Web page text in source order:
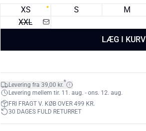
XS S M
XXL
LÆG I KURV
Levering fra 39,00 kr.*
Levering mellem tir. 11. aug. - ons. 12. aug.
FRI FRAGT V. KØB OVER 499 KR.
30 DAGES FULD RETURRET